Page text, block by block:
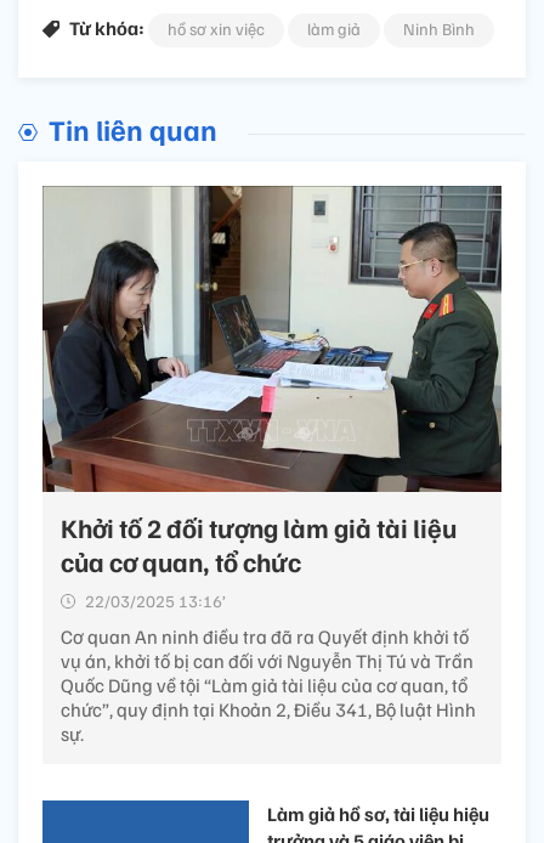
Từ khóa: hồ sơ xin việc làm giả Ninh Bình
Tin liên quan
Khởi tố 2 đối tượng làm giả tài liệu
của cơ quan, tổ chức
22/03/2025 13:16’
Cơ quan An ninh điều tra đã ra Quyết định khởi tố
vụ án, khởi tố bị can đối với Nguyễn Thị Tú và Trần
Quốc Dũng về tội “Làm giả tài liệu của cơ quan, tổ
chức”, quy định tại Khoản 2, Điều 341, Bộ luật Hình
sự.
Làm giả hồ sơ, tài liệu hiệu